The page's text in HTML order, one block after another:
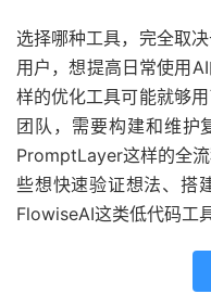
选择哪种工具，完全取
用户，想提高日常使用
样的优化工具可能就够
团队，需要构建和维护
PromptLayer这样的全
些想快速验证想法、搭
FlowiseAI这类低代码工